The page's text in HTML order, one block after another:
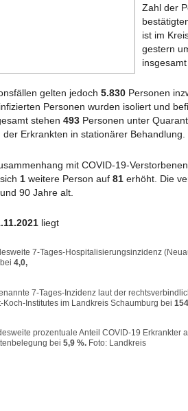
Zahl der
ist im
gestern
insgesamt
gelten jedoch 5.830 Personen
Personen wurden isoliert und
stehen 493 Personen unter
der Erkrankten in stationärer Behandlung.
mit COVID-19-
1 weitere Person auf 81 erhöht. Die
und 90 Jahre alt.
liegt
7-Tages-Hospitalisierungsinzidenz
4,0,
7-Tages-Inzidenz laut der
Koch-Institutes im Landkreis Schaumburg bei
prozentuale Anteil COVID-19 Erkrankter
bei 5,9 %. Foto: Landkreis